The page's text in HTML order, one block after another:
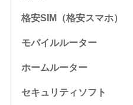
格安SIM（格安スマホ）
モバイルルーター
ホームルーター
セキュリティソフト